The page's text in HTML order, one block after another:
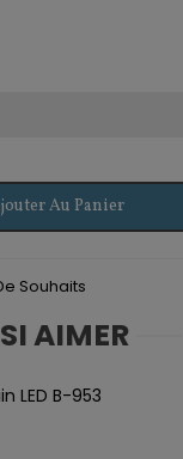
Au Panier
Souhaits
AIMER
LED B-953